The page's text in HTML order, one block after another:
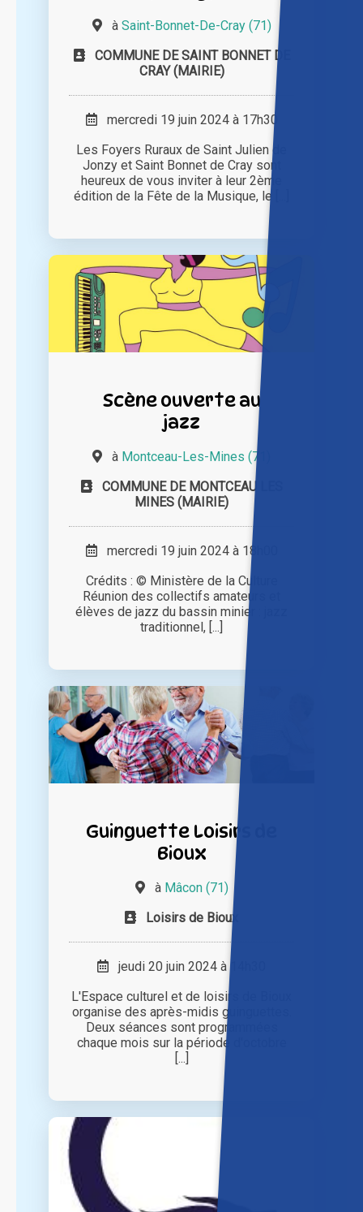
à Saint-Bonnet-De-Cray (71)
COMMUNE DE SAINT BONNET DE
CRAY (MAIRIE)
mercredi 19 juin 2024 à 17h30
Les Foyers Ruraux de Saint Julien de
Jonzy et Saint Bonnet de Cray sont
heureux de vous inviter à leur 2ème
édition de la Fête de la Musique, le [...]
Scène ouverte au
jazz
à Montceau-Les-Mines (71)
COMMUNE DE MONTCEAU LES
MINES (MAIRIE)
mercredi 19 juin 2024 à 18h00
Crédits : © Ministère de la Culture
Réunion des collectifs amateurs et
élèves de jazz du bassin minier : jazz
traditionnel, [...]
Guinguette Loisirs de
Bioux
à Mâcon (71)
Loisirs de Bioux
jeudi 20 juin 2024 à 14h30
L'Espace culturel et de loisirs de Bioux
organise des après-midis guinguettes.
Deux séances sont programmées
chaque mois sur la période d'octobre
[...]